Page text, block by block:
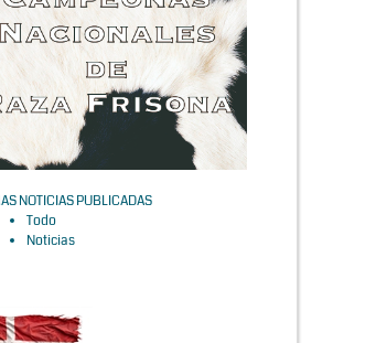
NOTICIAS PUBLICADAS
Todo
Noticias